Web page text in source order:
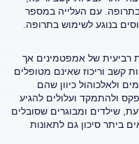
עם העלייה במספר
בנוגע לשימוש בתרופה.
רביעית של אמפטמינים אך
קשב וריכוז שאינם מטופלים
ולאלכוהול כיוון שהם
ולהתמקד ועלולים להגיע
שילדים ומבוגרים שסובלים
ביתר סיכון גם לתאונות